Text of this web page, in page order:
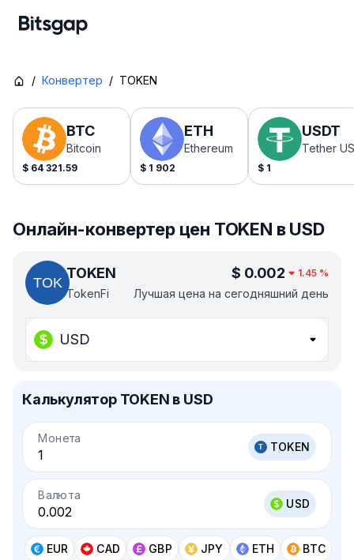
/ Конвертер / TOKEN
BTC
Bitcoin
$ 64 321.59
ETH
Ethereum
$ 1 902
USDT
Tether
$ 1
Онлайн-конвертер цен TOKEN в USD
TOKEN
TokenFi
$ 0.002 1.45 %
Лучшая цена на сегодняшний день
USD
Калькулятор TOKEN в USD
Монета
TOKEN
Валюта
USD
EUR CAD GBP JPY ETH BTC